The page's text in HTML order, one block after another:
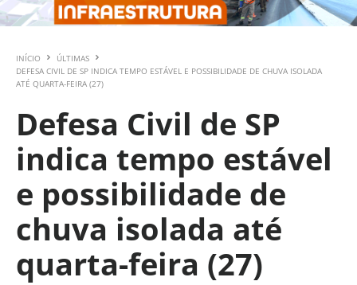
INÍCIO
ÚLTIMAS
DEFESA CIVIL DE SP INDICA TEMPO ESTÁVEL E POSSIBILIDADE DE CHUVA ISOLADA
ATÉ QUARTA-FEIRA (27)
Defesa Civil de SP
indica tempo estável
e possibilidade de
chuva isolada até
quarta-feira (27)